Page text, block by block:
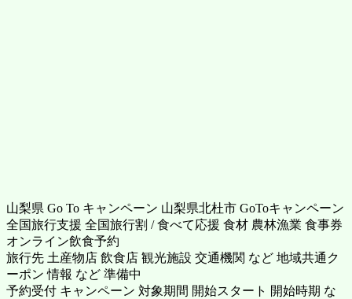
山梨県 Go To キャンペーン 山梨県北杜市 GoToキャンペーン
全国旅行支援 全国旅行割 / 食べて応援 食材 農林漁業 食事券
オンライン飲食予約
旅行先 土産物店 飲食店 観光施設 交通機関 など 地域共通ク
ーポン 情報 など 準備中
予約受付 キャンペーン 対象期間 開始スタート 開始時期 な